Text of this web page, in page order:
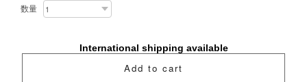
数量
International shipping available
Add to cart